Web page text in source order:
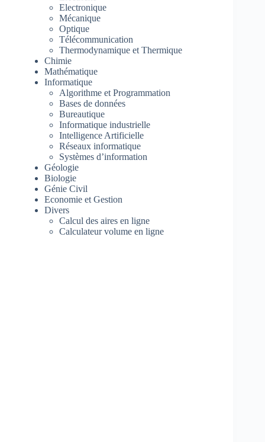
Electronique
Mécanique
Optique
Télécommunication
Thermodynamique et Thermique
Chimie
Mathématique
Informatique
Algorithme et Programmation
Bases de données
Bureautique
Informatique industrielle
Intelligence Artificielle
Réseaux informatique
Systèmes d’information
Géologie
Biologie
Génie Civil
Economie et Gestion
Divers
Calcul des aires en ligne
Calculateur volume en ligne